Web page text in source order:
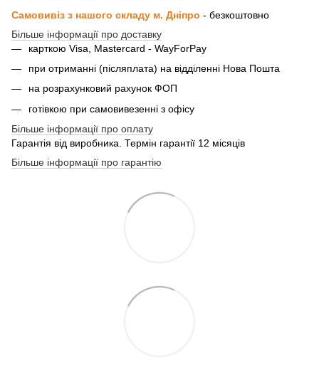
Самовивіз з нашого складу м. Дніпро - безкоштовно
Більше інформації про доставку
карткою Visa, Mastercard - WayForPay
при отриманні (післяплата) на відділенні Нова Пошта
на розрахунковий рахунок ФОП
готівкою при самовивезенні з офісу
Більше інформації про оплату
Гарантія від виробника. Термін гарантії 12 місяців
Більше інформації про гарантію